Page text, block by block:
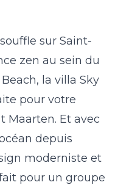
sur Saint-
zen au sein du
la villa Sky
pour votre
Maarten. Et avec
depuis
moderniste et
pour un groupe